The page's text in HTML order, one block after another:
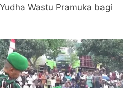
Wastu Pramuka bagi